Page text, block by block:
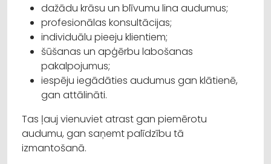
dažādu krāsu un blīvumu lina audumus;
profesionālas konsultācijas;
individuālu pieeju klientiem;
šūšanas un apģērbu labošanas
pakalpojumus;
iespēju iegādāties audumus gan klātienē,
gan attālināti.
Tas ļauj vienuviet atrast gan piemērotu
audumu, gan saņemt palīdzību tā
izmantošanā.